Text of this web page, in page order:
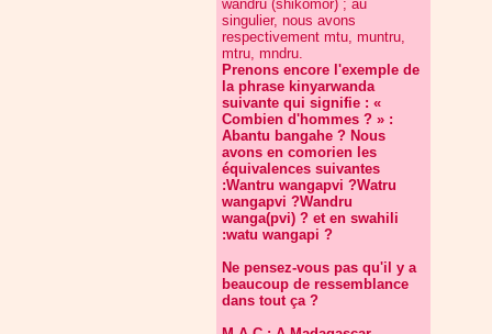
wandru (shikomor) ; au
singulier, nous avons
respectivement mtu, muntru,
mtru, mndru.
Prenons encore l'exemple de
la phrase kinyarwanda
suivante qui signifie : «
Combien d'hommes ? » :
Abantu bangahe ? Nous
avons en comorien les
équivalences suivantes
:Wantru wangapvi ?Watru
wangapvi ?Wandru
wanga(pvi) ? et en swahili
:watu wangapi ?
Ne pensez-vous pas qu'il y a
beaucoup de ressemblance
dans tout ça ?